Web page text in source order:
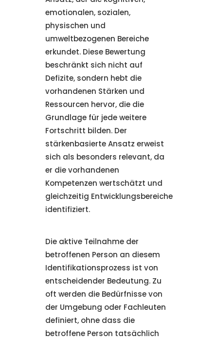
emotionalen, sozialen,
physischen und
umweltbezogenen Bereiche
erkundet. Diese Bewertung
beschränkt sich nicht auf
Defizite, sondern hebt die
vorhandenen Stärken und
Ressourcen hervor, die die
Grundlage für jede weitere
Fortschritt bilden. Der
stärkenbasierte Ansatz erweist
sich als besonders relevant, da
er die vorhandenen
Kompetenzen wertschätzt und
gleichzeitig Entwicklungsbereiche
identifiziert.
Die aktive Teilnahme der
betroffenen Person an diesem
Identifikationsprozess ist von
entscheidender Bedeutung. Zu
oft werden die Bedürfnisse von
der Umgebung oder Fachleuten
definiert, ohne dass die
betroffene Person tatsächlich